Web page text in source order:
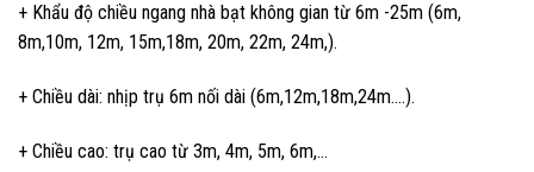
+ Khẩu độ chiều ngang nhà bạt không gian từ 6m -25m (6m,
8m,10m, 12m, 15m,18m, 20m, 22m, 24m,).
+ Chiều dài: nhịp trụ 6m nối dài (6m,12m,18m,24m….).
+ Chiều cao: trụ cao từ 3m, 4m, 5m, 6m,…